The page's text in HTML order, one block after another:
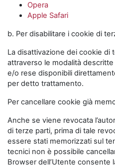
Opera
Apple Safari
b. Per disabilitare i cookie di
La disattivazione dei cookie di
attraverso le modalità
e/o rese disponibili
per detto trattamento.
Per cancellare cookie già
Anche se viene revocata
di terze parti, prima di tale
essere stati memorizzati sul
tecnici non è possibile
Browser dell’Utente consente